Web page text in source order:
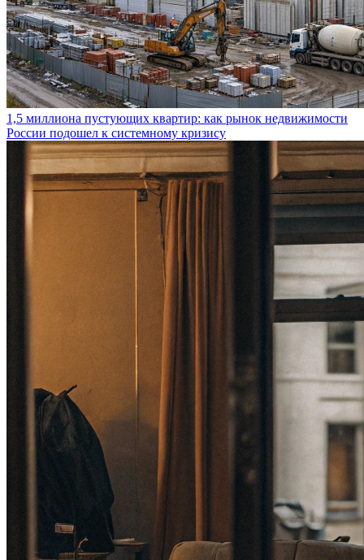
1,5 миллиона пустующих квартир: как рынок недвижимости
России подошел к системному кризису